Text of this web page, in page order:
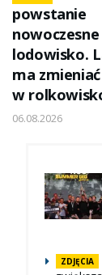
powstanie
nowoczesne
lodowisko.
ma
w
06.08.2026
ZDJĘCIA